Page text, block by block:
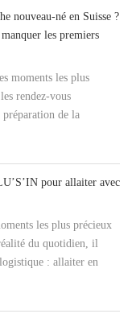
nouveau-né en Suisse ?
les premiers
moments les plus
rendez-vous
préparation de la
pour allaiter avec
les plus précieux
du quotidien, il
: allaiter en